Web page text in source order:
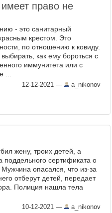
право не
- это санитарный
крестом. Это
по отношению к ковиду.
как ему бороться с
иммунитета или с
...
12-12-2021 — a_nikonov
жену, троих детей, а
поддельного сертификата о
опасался, что из-за
отберут детей, передает
Полиция нашла тела
10-12-2021 — a_nikonov